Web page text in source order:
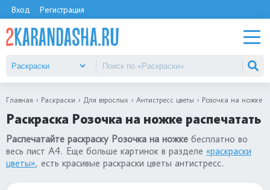
Вход Регистрация
Главная Раскраски Для взрослых Антистресс цветы Розочка на ножке
Раскраска Розочка на ножке распечатать
Распечатайте раскраску Розочка на ножке бесплатно во
весь лист А4. Еще больше картинок в разделе «раскраски
цветы», есть красивые раскраски цветы антистресс.